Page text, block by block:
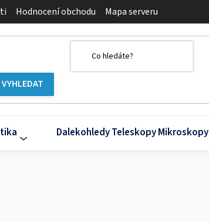
Hodnocení obchodu Mapa serveru
Dalekohledy Teleskopy Mikroskopy